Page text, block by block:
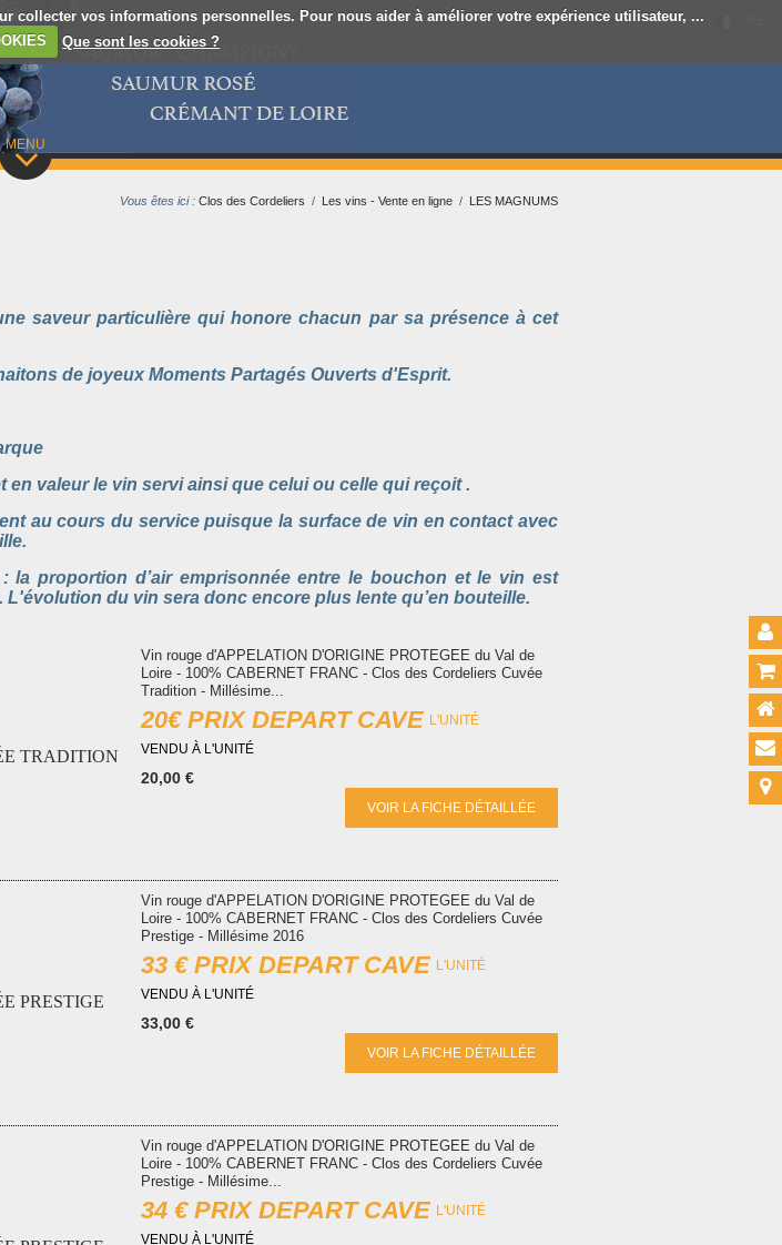
vos informations personnelles. Pour nous aider à améliorer votre expérience utilisateur, ...
Que sont les cookies ?
MENU
Vous êtes ici : Clos des Cordeliers / Les vins - Vente en ligne / LES MAGNUMS
saveur particulière qui honore chacun par sa présence à cet
de joyeux Moments Partagés Ouverts d'Esprit.
valeur le vin servi ainsi que celui ou celle qui reçoit .
au cours du service puisque la surface de vin en contact avec
: la proportion d’air emprisonnée entre le bouchon et le vin est
L'évolution du vin sera donc encore plus lente qu’en bouteille.
TRADITION
Vin rouge d'APPELATION D'ORIGINE PROTEGEE du Val de
Loire - 100% CABERNET FRANC - Clos des Cordeliers Cuvée
Tradition - Millésime...
20€ PRIX DEPART CAVE L'UNITÉ
VENDU À L'UNITÉ
20,00 €
VOIR LA FICHE DÉTAILLÉE
PRESTIGE
Vin rouge d'APPELATION D'ORIGINE PROTEGEE du Val de
Loire - 100% CABERNET FRANC - Clos des Cordeliers Cuvée
Prestige - Millésime 2016
33 € PRIX DEPART CAVE L'UNITÉ
VENDU À L'UNITÉ
33,00 €
VOIR LA FICHE DÉTAILLÉE
Vin rouge d'APPELATION D'ORIGINE PROTEGEE du Val de
Loire - 100% CABERNET FRANC - Clos des Cordeliers Cuvée
Prestige - Millésime...
34 € PRIX DEPART CAVE L'UNITÉ
VENDU À L'UNITÉ